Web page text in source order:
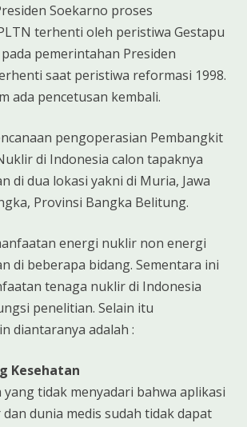
Soekarno proses
terhenti oleh peristiwa Gestapu
pemerintahan Presiden
saat peristiwa reformasi 1998.
ada pencetusan kembali.
pengoperasian Pembangkit
di Indonesia calon tapaknya
di dua lokasi yakni di Muria, Jawa
Provinsi Bangka Belitung.
energi nuklir non energi
di beberapa bidang. Sementara ini
tenaga nuklir di Indonesia
penelitian. Selain itu
diantaranya adalah :
Kesehatan
tidak menyadari bahwa aplikasi
dunia medis sudah tidak dapat